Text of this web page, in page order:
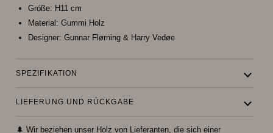
Größe: H11 cm
Material: Gummi Holz
Designer: Gunnar Flørning & Harry Vedøe
SPEZIFIKATION
LIEFERUNG UND RÜCKGABE
🌲 Wir beziehen unser Holz von Lieferanten, die sich einer